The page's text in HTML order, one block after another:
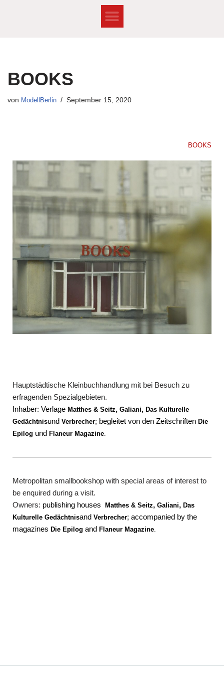
BOOKS
von ModellBerlin September 15, 2020
BOOKS
Hauptstädtische Kleinbuchhandlung mit bei Besuch zu
erfragenden Spezialgebieten.
Inhaber: Verlage Matthes & Seitz, Galiani, Das Kulturelle
Gedächtnisund Verbrecher; begleitet von den Zeitschriften Die
Epilog und Flaneur Magazine.
Metropolitan smallbookshop with special areas of interest to
be enquired during a visit.
Owners: publishing houses Matthes & Seitz, Galiani, Das
Kulturelle Gedächtnisand Verbrecher; accompanied by the
magazines Die Epilog and Flaneur Magazine.